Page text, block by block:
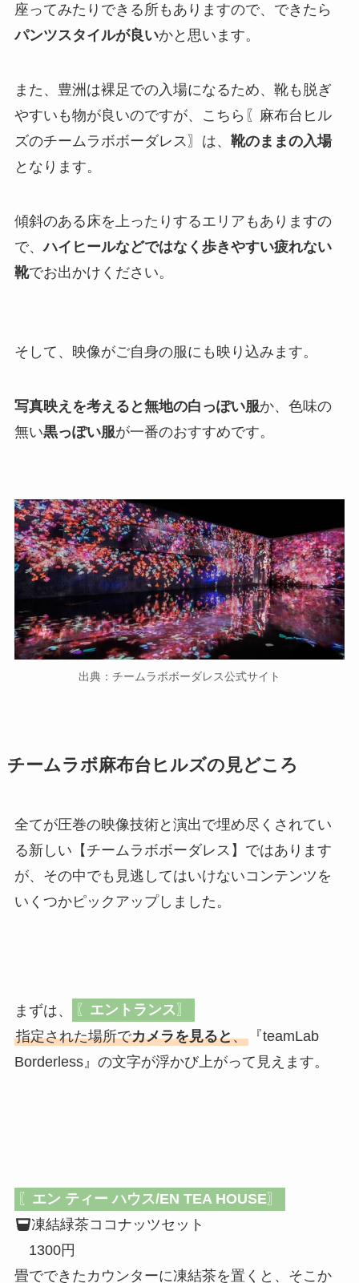
座ってみたりできる所もありますので、できたら
パンツスタイルが良いかと思います。
また、豊洲は裸足での入場になるため、靴も脱ぎ
やすいも物が良いのですが、こちら〖麻布台ヒル
ズのチームラボボーダレス〗は、 靴のままの入場
となります。
傾斜のある床を上ったりするエリアもありますの
で、ハイヒールなどではなく歩きやすい疲れない
靴でお出かけください。
そして、映像がご自身の服にも映り込みます。
写真映えを考えると無地の白っぽい服か、色味の
無い黒っぽい服が一番のおすすめです。
出典：チームラボボーダレス公式サイト
チームラボ麻布台ヒルズの見どころ
全てが圧巻の映像技術と演出で埋め尽くされてい
る新しい【チームラボボーダレス】ではあります
が、その中でも見逃してはいけないコンテンツを
いくつかピックアップしました。
まずは、 〖 エントランス〗
指定された場所でカメラを見ると、『teamLab
Borderless』の文字が浮かび上がって見えます。
〖 エン ティー ハウス/EN TEA HOUSE〗
凍結緑茶ココナッツセット
1300円
畳でできたカウンターに凍結茶を置くと、そこか